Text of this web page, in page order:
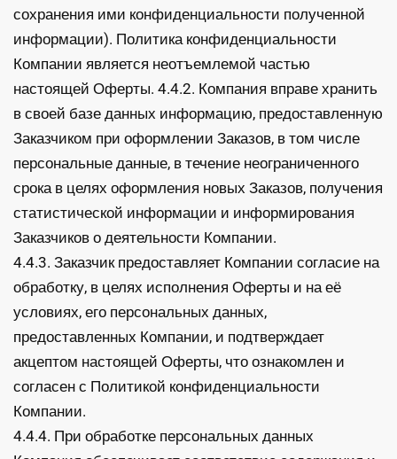
сохранения ими конфиденциальности полученной
информации). Политика конфиденциальности
Компании является неотъемлемой частью
настоящей Оферты. 4.4.2. Компания вправе хранить
в своей базе данных информацию, предоставленную
Заказчиком при оформлении Заказов, в том числе
персональные данные, в течение неограниченного
срока в целях оформления новых Заказов, получения
статистической информации и информирования
Заказчиков о деятельности Компании.
4.4.3. Заказчик предоставляет Компании согласие на
обработку, в целях исполнения Оферты и на её
условиях, его персональных данных,
предоставленных Компании, и подтверждает
акцептом настоящей Оферты, что ознакомлен и
согласен с Политикой конфиденциальности
Компании.
4.4.4. При обработке персональных данных